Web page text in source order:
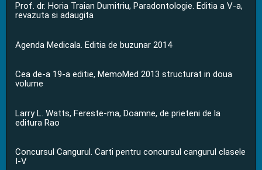
Prof. dr. Horia Traian Dumitriu, Paradontologie. Editia a V-a,
revazuta si adaugita
Agenda Medicala. Editia de buzunar 2014
Cea de-a 19-a editie, MemoMed 2013 structurat in doua
volume
Larry L. Watts, Fereste-ma, Doamne, de prieteni de la
editura Rao
Concursul Cangurul. Carti pentru concursul cangurul clasele
I-V